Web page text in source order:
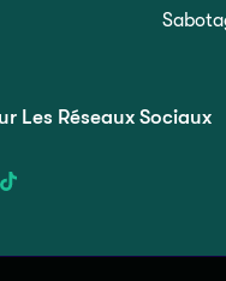
Les Réseaux Sociaux